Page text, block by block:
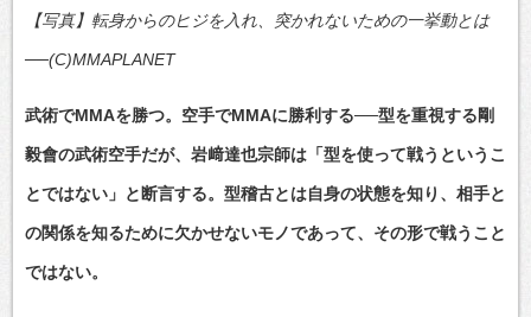
【写真】転身からのヒジを入れ、突かれないための一挙動とは
──(C)MMAPLANET
武術でMMAを勝つ。空手でMMAに勝利する──型を重視する剛
毅會の武術空手だが、岩﨑達也宗師は「型を使って戦うというこ
とではない」と断言する。型稽古とは自身の状態を知り、相手と
の関係を知るために欠かせないモノであって、その形で戦うこと
ではない。